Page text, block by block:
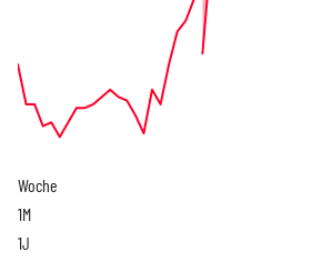
Woche
1M
1J